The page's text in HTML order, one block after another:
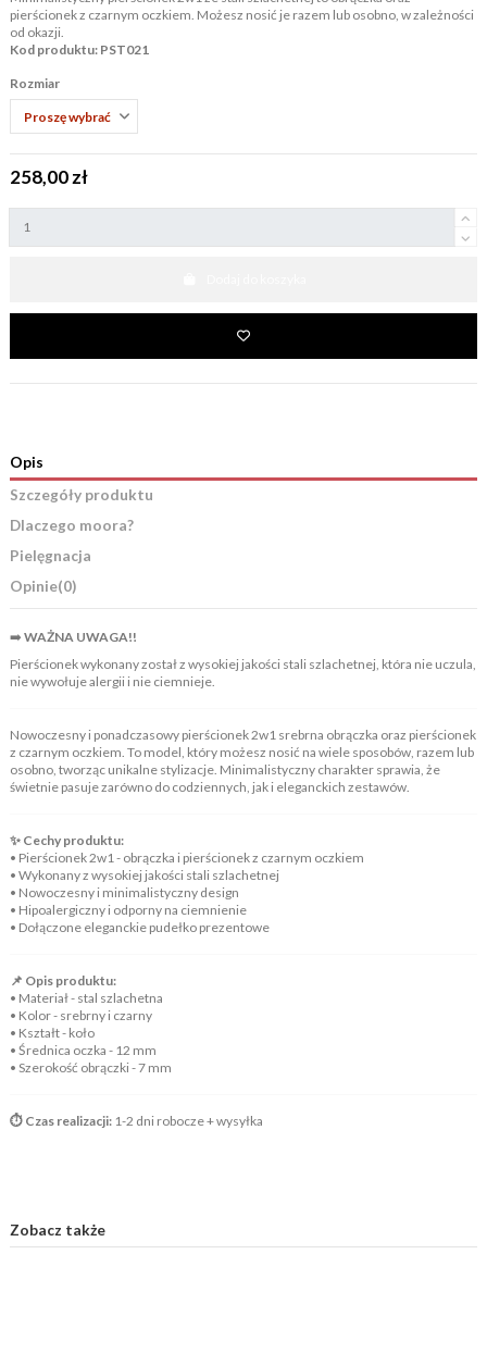
pierścionek z czarnym oczkiem. Możesz nosić je razem lub osobno, w zależności
od okazji.
Kod produktu: PST021
Rozmiar
258,00 zł
Opis
Szczegóły produktu
Dlaczego moora?
Pielęgnacja
Opinie(0)
➡️ WAŻNA UWAGA!!
Pierścionek wykonany został z wysokiej jakości stali szlachetnej, która nie uczula,
nie wywołuje alergii i nie ciemnieje.
Nowoczesny i ponadczasowy pierścionek 2w1 srebrna obrączka oraz pierścionek
z czarnym oczkiem. To model, który możesz nosić na wiele sposobów, razem lub
osobno, tworząc unikalne stylizacje. Minimalistyczny charakter sprawia, że
świetnie pasuje zarówno do codziennych, jak i eleganckich zestawów.
✨ Cechy produktu:
• Pierścionek 2w1 - obrączka i pierścionek z czarnym oczkiem
• Wykonany z wysokiej jakości stali szlachetnej
• Nowoczesny i minimalistyczny design
• Hipoalergiczny i odporny na ciemnienie
• Dołączone eleganckie pudełko prezentowe
📌 Opis produktu:
• Materiał - stal szlachetna
• Kolor - srebrny i czarny
• Kształt - koło
• Średnica oczka - 12 mm
• Szerokość obrączki - 7 mm
⏱️ Czas realizacji: 1-2 dni robocze + wysyłka
Zobacz także